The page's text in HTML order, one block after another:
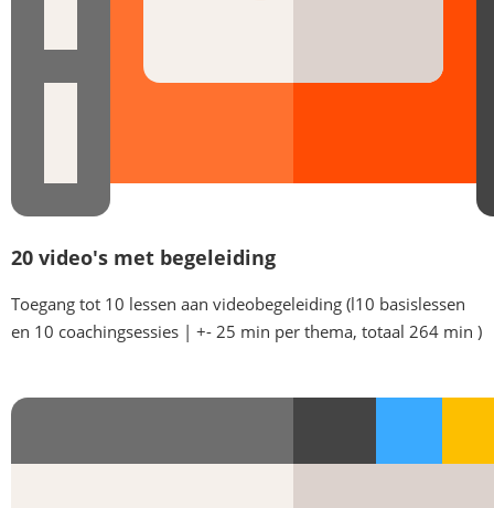
20 video's met begeleiding
Toegang tot 10 lessen aan videobegeleiding (l10 basislessen
en 10 coachingsessies | +- 25 min per thema, totaal 264 min )